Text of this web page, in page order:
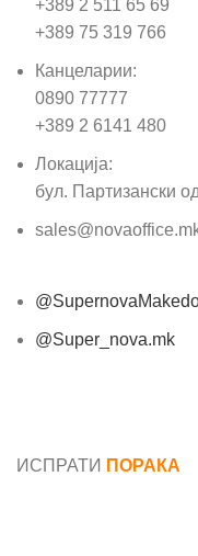
+389 2 511 65 69
+389 75 319 766
Канцеларии:
0890 77777
+389 2 6141 480
Локација:
бул. Партизански
@Super_nova.mk
ИСПРАТИ ПОРАКА